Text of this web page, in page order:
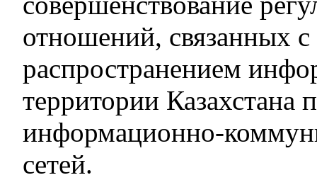
отношений, связанных с
распространением
территории Казахстана
информационно-
сетей.